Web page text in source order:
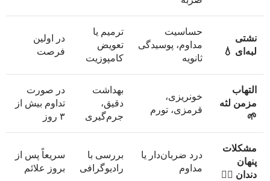
نشتی
لبه‌ای 💧
حساسیت
مداوم، پوسیدگی
ثانویه
ترمیم یا
تعویض
کامپوزیت
در اولین
فرصت
التهاب
مزمن لثه
🌱
خونریزی،
قرمزی، تورم
بهداشت
دقیق،
جرم‌گیری
در صورت
تداوم بیش از
۳ روز
مشکلات
پنهان
دندان 🕵‍♂
درد ضربان‌دار یا
مداوم
بررسی با
رادیوگرافی
سریعاً پس از
بروز علائم